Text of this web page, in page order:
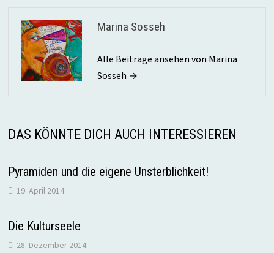
Marina Sosseh
Alle Beiträge ansehen von Marina
Sosseh →
DAS KÖNNTE DICH AUCH INTERESSIEREN
Pyramiden und die eigene Unsterblichkeit!
19. April 2014
Die Kulturseele
28. Dezember 2014